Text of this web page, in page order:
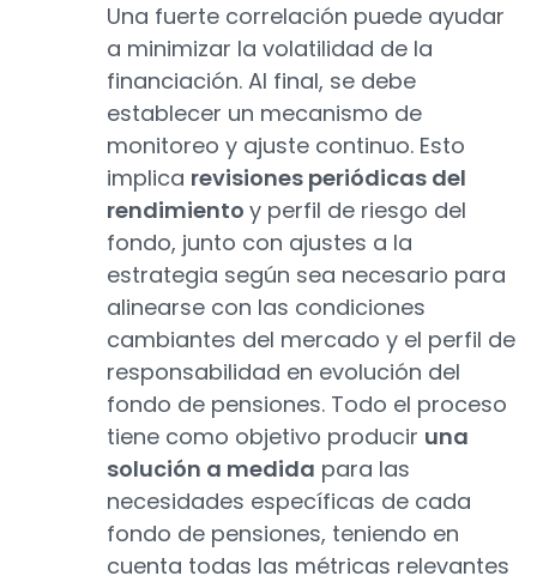
Una fuerte correlación puede ayudar
a minimizar la volatilidad de la
financiación. Al final, se debe
establecer un mecanismo de
monitoreo y ajuste continuo. Esto
implica revisiones periódicas del
rendimiento y perfil de riesgo del
fondo, junto con ajustes a la
estrategia según sea necesario para
alinearse con las condiciones
cambiantes del mercado y el perfil de
responsabilidad en evolución del
fondo de pensiones. Todo el proceso
tiene como objetivo producir una
solución a medida para las
necesidades específicas de cada
fondo de pensiones, teniendo en
cuenta todas las métricas relevantes